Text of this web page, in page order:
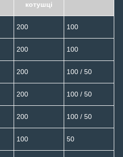
котушці
200 100
200 100
200 100 / 50
200 100 / 50
200 100 / 50
100 50